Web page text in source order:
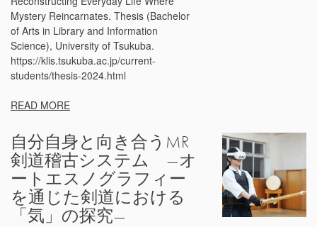
Mystery Reincarnates. Thesis (Bachelor
of Arts in Library and Information
Science), University of Tsukuba.
https://klis.tsukuba.ac.jp/current-
students/thesis-2024.html
READ MORE
自分自身と向き合うMR
剣道稽古システム —オ
ートエスノグラフィー
を通じた剣道における
「気」の探究—